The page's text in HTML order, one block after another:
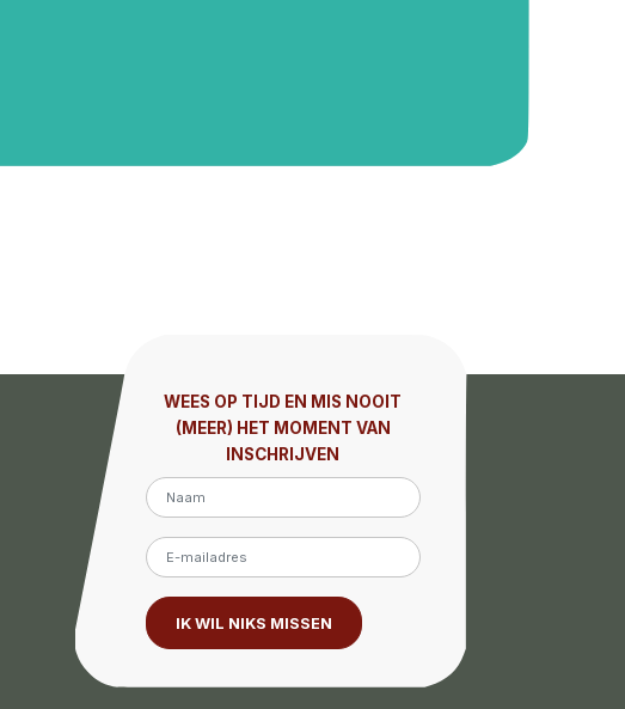
WEES OP TIJD EN MIS NOOIT
(MEER) HET MOMENT VAN
INSCHRIJVEN
IK WIL NIKS MISSEN